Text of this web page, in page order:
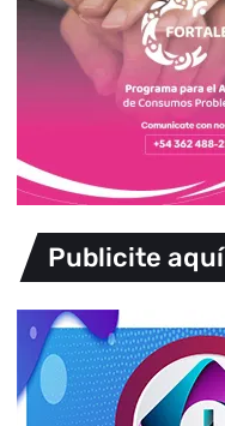
Publicite aquí